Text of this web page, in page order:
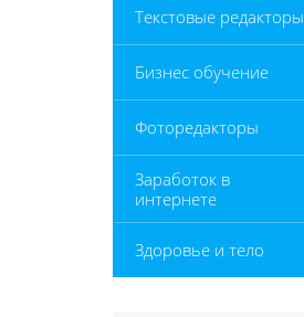
Текстовые редакторы
Бизнес обучение
Фоторедакторы
Заработок в
интернете
Здоровье и тело